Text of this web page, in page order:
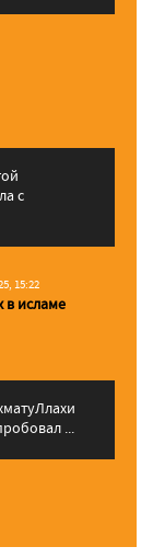
с
15:22
в исламе
...